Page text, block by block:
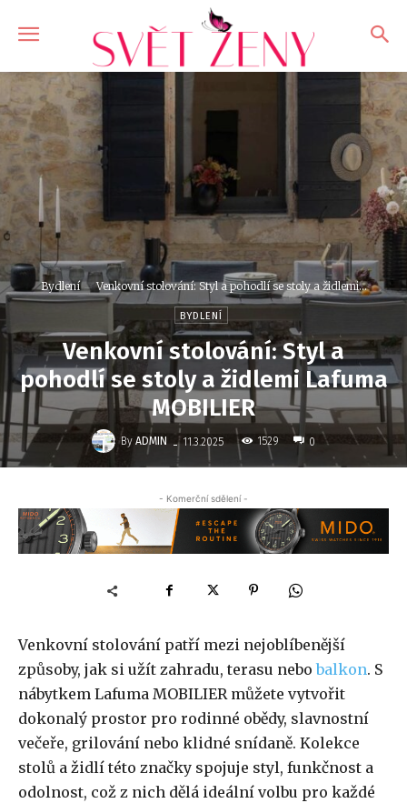
Bydlení Venkovní stolování: Styl a pohodlí se stoly a židlemi...
BYDLENÍ
Venkovní stolování: Styl a
pohodlí se stoly a židlemi Lafuma
MOBILIER
By ADMIN - 11.3.2025 1529 0
- Komerční sdělení -
Venkovní stolování patří mezi nejoblíbenější
způsoby, jak si užít zahradu, terasu nebobalkon. S
nábytkem Lafuma MOBILIER můžete vytvořit
dokonalý prostor pro rodinné obědy, slavnostní
večeře, grilování nebo klidné snídaně. Kolekce
stolů a židlí této značky spojuje styl, funkčnost a
odolnost, což z nich dělá ideální volbu pro každé